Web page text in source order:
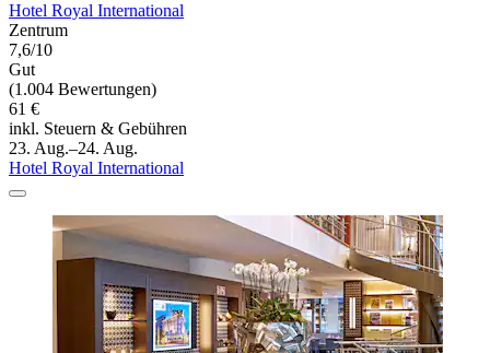
Hotel Royal International
Zentrum
7,6/10
Gut
(1.004 Bewertungen)
61 €
inkl. Steuern & Gebühren
23. Aug.–24. Aug.
Hotel Royal International